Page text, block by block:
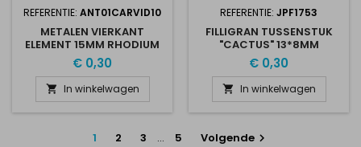
REFERENTIE: ANT01CARVID10
METALEN VIERKANT
ELEMENT 15MM RHODIUM
PLATED
€ 0,30
 In winkelwagen
REFERENTIE: JPF1753
FILLIGRAN TUSSENSTUK
"CACTUS" 13*8MM
€ 0,30
 In winkelwagen
1 2 3 … 5 Volgende